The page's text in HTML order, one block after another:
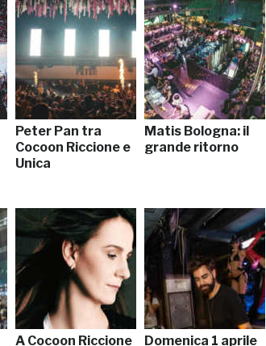
Peter Pan tra
Cocoon Riccione e
Unica
Matis Bologna: il
grande ritorno
A Cocoon Riccione
Domenica 1 aprile